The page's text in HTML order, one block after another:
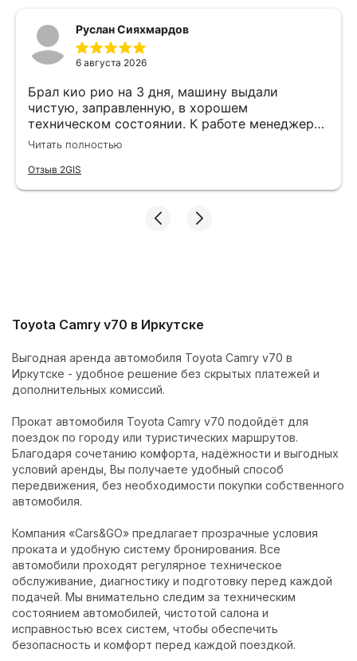
Руслан Сияхмардов
6 августа 2026
Брал кио рио на 3 дня, машину выдали
чистую, заправленную, в хорошем
техническом состоянии. К работе менеджера
вопрос нет, все подробно объясняют и
Cars&Go
Читать полностью
Отзыв 2GIS
Toyota Camry v70 в Иркутске
Выгодная аренда автомобиля Toyota Camry v70 в
Иркутске - удобное решение без скрытых платежей и
дополнительных комиссий.
Прокат автомобиля Toyota Camry v70 подойдёт для
поездок по городу или туристических маршрутов.
Благодаря сочетанию комфорта, надёжности и выгодных
условий аренды, Вы получаете удобный способ
передвижения, без необходимости покупки собственного
автомобиля.
Компания «Cars&GO» предлагает прозрачные условия
проката и удобную систему бронирования. Все
автомобили проходят регулярное техническое
обслуживание, диагностику и подготовку перед каждой
подачей. Мы внимательно следим за техническим
состоянием автомобилей, чистотой салона и
исправностью всех систем, чтобы обеспечить
безопасность и комфорт перед каждой поездкой.